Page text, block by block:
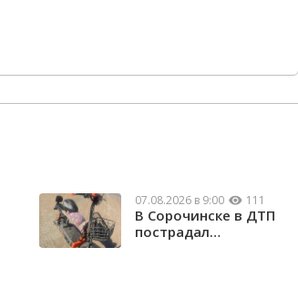
07.08.2026 в 9:00 111
В Сорочинске в ДТП
пострадал